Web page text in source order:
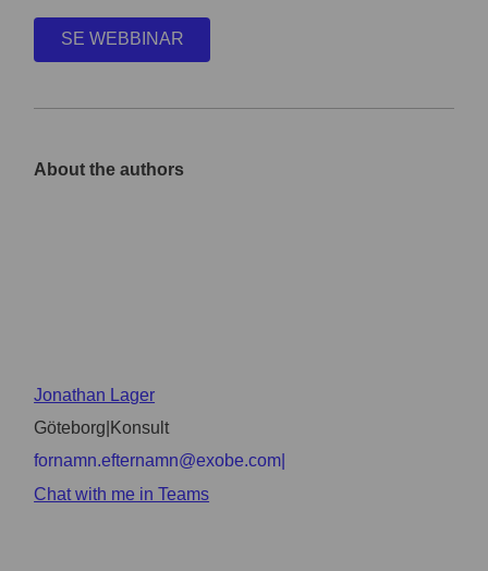
About the authors
Jonathan Lager
Göteborg Konsult
fornamn.efternamn@exobe.com
Chat with me in Teams